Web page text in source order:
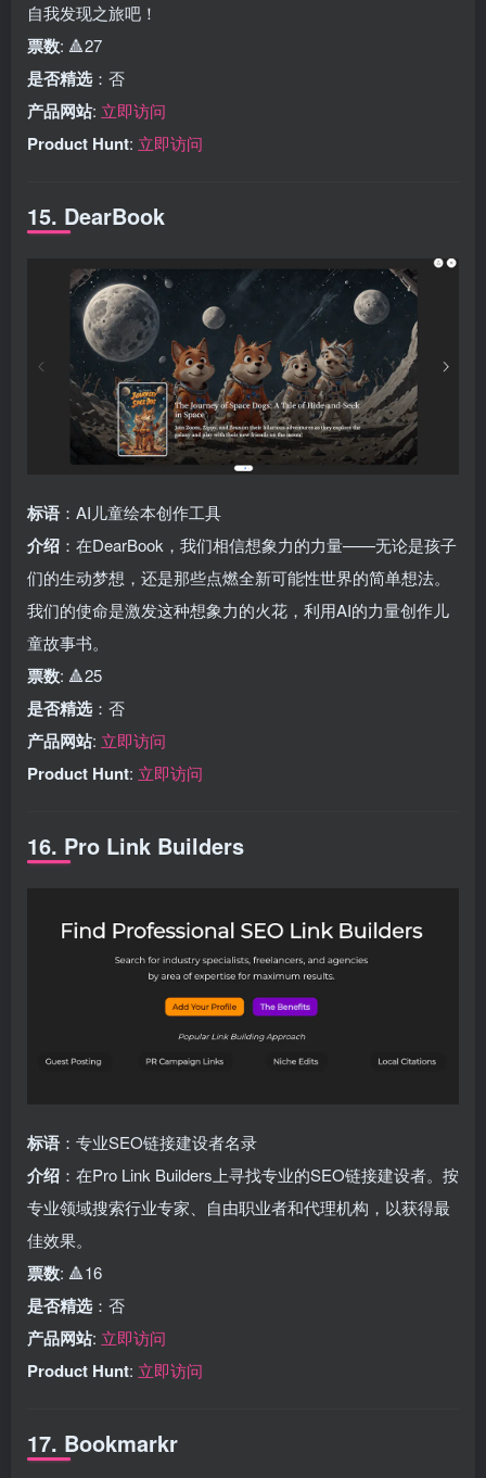
自我发现之旅吧！
票数: 🔺27
是否精选 ：否
产品网站: 立即访问
Product Hunt: 立即访问
15. DearBook
标语 ：AI儿童绘本创作工具
介绍 ：在DearBook，我们相信想象力的力量——无论是孩子
们的生动梦想，还是那些点燃全新可能性世界的简单想法。
我们的使命是激发这种想象力的火花，利用AI的力量创作儿
童故事书。
票数: 🔺25
是否精选 ：否
产品网站: 立即访问
Product Hunt: 立即访问
16. Pro Link Builders
标语 ：专业SEO链接建设者名录
介绍 ：在Pro Link Builders上寻找专业的SEO链接建设者。按
专业领域搜索行业专家、自由职业者和代理机构，以获得最
佳效果。
票数: 🔺16
是否精选 ：否
产品网站: 立即访问
Product Hunt: 立即访问
17. Bookmarkr